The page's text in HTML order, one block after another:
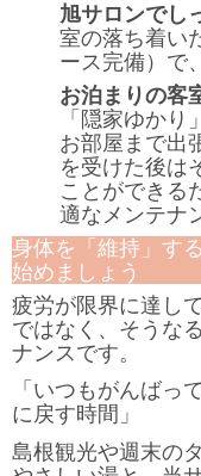
旭サロンでし
室の落ち着い
ース完備）で
お泊まりの客
「隠家ゆか
お部屋まで出
を受けた後は
ことができる
適なメンテナ
身体を「維持」す
始めましょう
疲労が限界に達し
ではなく、そうな
ナンスです。
「いつもがんばっ
に戻す時間」
島根観光や週末の